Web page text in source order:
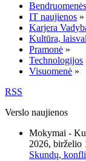
Bendruomenės
IT naujienos »
Karjera
Kultūra,
Pramonė »
Technologijos
Visuomenė »
RSS
Verslo naujienos
Mokymai -
2026, birželio
Skundų,